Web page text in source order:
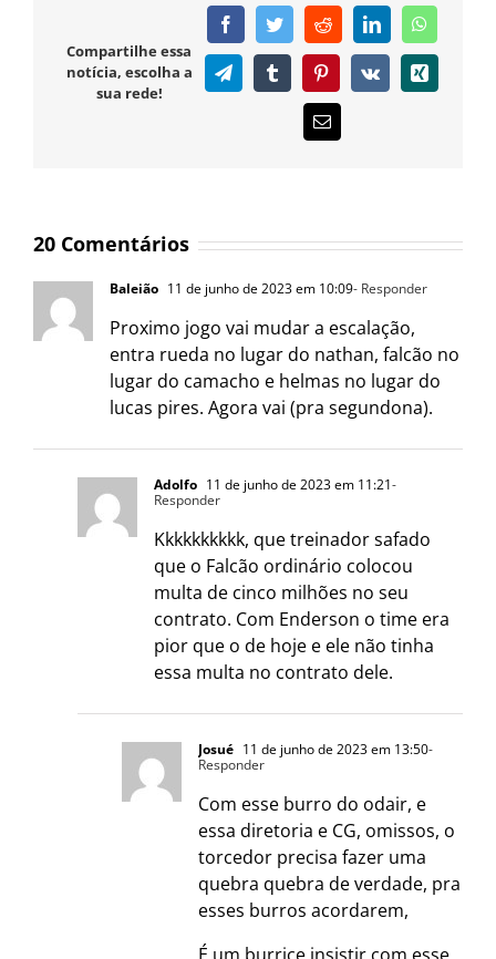
Compartilhe essa
notícia, escolha a
sua rede!
FacebookTwitterRedditLinkedIn
TelegramTumblr PinterestVk Xing
E-
mail
20 Comentários
Baleião 11 de junho de 2023 em 10:09- Responder
Proximo jogo vai mudar a escalação,
entra rueda no lugar do nathan, falcão no
lugar do camacho e helmas no lugar do
lucas pires. Agora vai (pra segundona).
Adolfo 11 de junho de 2023 em 11:21-
Responder
Kkkkkkkkkk, que treinador safado
que o Falcão ordinário colocou
multa de cinco milhões no seu
contrato. Com Enderson o time era
pior que o de hoje e ele não tinha
essa multa no contrato dele.
Josué 11 de junho de 2023 em 13:50-
Responder
Com esse burro do odair, e
essa diretoria e CG, omissos, o
torcedor precisa fazer uma
quebra quebra de verdade, pra
esses burros acordarem,